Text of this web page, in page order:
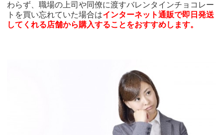
わらず、職場の上司や同僚に渡すバレンタインチョコレー
トを買い忘れていた場合はインターネット通販で即日発送
してくれる店舗から購入することをおすすめします。